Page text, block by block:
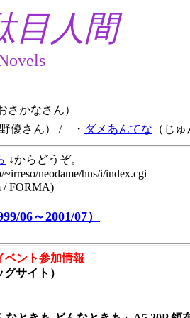
目人間
さかなさん）
優さん） / ・ ダメあんてな （じ
↓からどうぞ。
neodame/hns/i/index.cgi
/ FORMA)
06～2001/07）
ベント参加情報
サイト）